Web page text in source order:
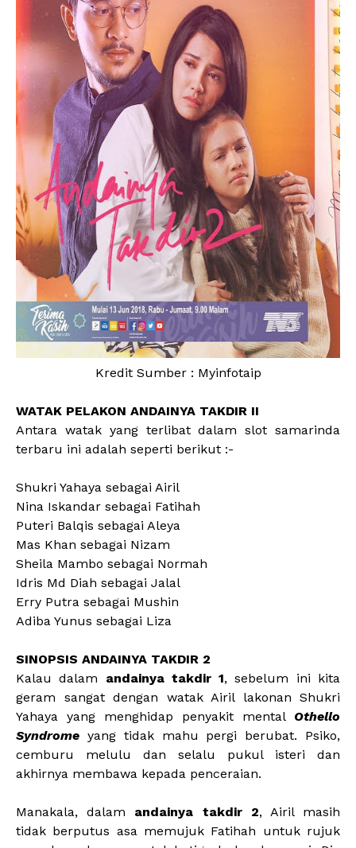
Kredit Sumber : Myinfotaip
WATAK PELAKON ANDAINYA TAKDIR II
Antara watak yang terlibat dalam slot samarinda
terbaru ini adalah seperti berikut :-
Shukri Yahaya sebagai Airil
Nina Iskandar sebagai Fatihah
Puteri Balqis sebagai Aleya
Mas Khan sebagai Nizam
Sheila Mambo sebagai Normah
Idris Md Diah sebagai Jalal
Erry Putra sebagai Mushin
Adiba Yunus sebagai Liza
SINOPSIS ANDAINYA TAKDIR 2
Kalau dalam andainya takdir 1, sebelum ini kita
geram sangat dengan watak Airil lakonan Shukri
Yahaya yang menghidap penyakit mental Othello
Syndrome yang tidak mahu pergi berubat. Psiko,
cemburu melulu dan selalu pukul isteri dan
akhirnya membawa kepada penceraian.
Manakala, dalam andainya takdir 2, Airil masih
tidak berputus asa memujuk Fatihah untuk rujuk